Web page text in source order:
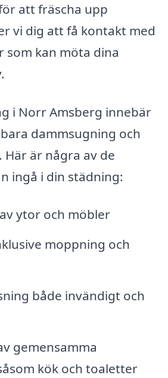
att fräscha upp
vi dig att få kontakt med
som kan möta dina
i Norr Amsberg innebär
dammsugning och
är några av de
ingå i din städning:
ytor och möbler
moppning och
både invändigt och
gemensamma
kök och toaletter